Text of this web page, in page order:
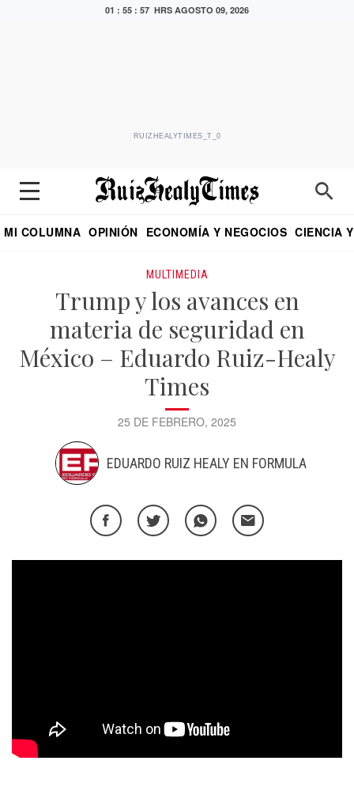
01 : 55 : 57 HRS AGOSTO 09, 2026
RUIZHEALYTIMES_T_0
MI COLUMNA OPINIÓN ECONOMÍA Y NEGOCIOS CIENCIA
MULTIMEDIA
Trump y los avances en
materia de seguridad en
México – Eduardo Ruiz-Healy
Times
25 DE FEBRERO, 2025
EDUARDO RUIZ HEALY EN FORMULA